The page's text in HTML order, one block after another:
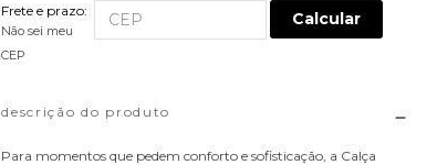
Frete e prazo:
Não sei meu
CEP
Calcular
descrição do produto
Para momentos que pedem conforto e sofisticação, a Calça